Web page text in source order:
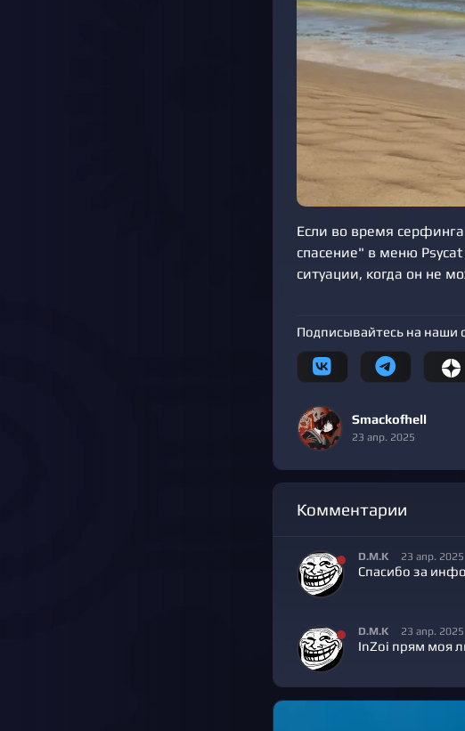
Если во время
спасение" в меню
ситуации, когда он не
Подписывайтесь на наши
Smackofhell
23 апр. 2025
Комментарии
D.M.K 23 апр. 2025
Спасибо за
D.M.K 23 апр. 2025
InZoi прям моя